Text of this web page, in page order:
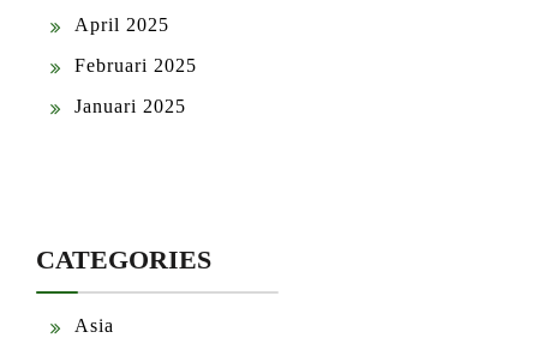
April 2025
Februari 2025
Januari 2025
CATEGORIES
Asia